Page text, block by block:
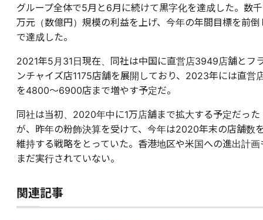
グループ全体で5月と6月に続けて黒字化を達成した。数千
万元（数億円）規模の利益を上げ、今年の年間目標を前倒
で達成した。
2021年5月31日現在、同社は中国に直営店3949店舗とフ
ンチャイズ店1175店舗を展開しており、2023年には直営
を4800〜6900店まで増やす予定だ。
同社は当初、2020年中に1万店舗まで拡大する予定だった
が、昨年の粉飾決算を受けて、今年は2020年末の店舗数
維持する戦略をとっていた。香港地区や米国への進出計画
まだ実行されていない。
関連記事